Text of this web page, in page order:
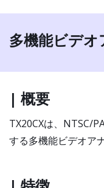
多機能ビデ
| 概要
TX20CXは、NTSC/
する多機能ビデオア